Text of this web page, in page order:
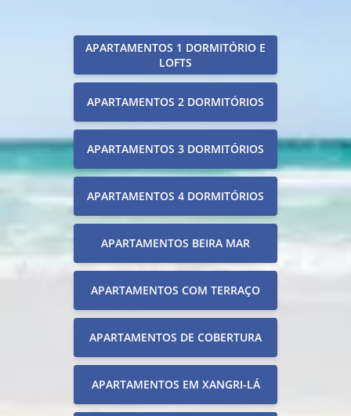
APARTAMENTOS 1 DORMITÓRIO E
LOFTS
APARTAMENTOS 2 DORMITÓRIOS
APARTAMENTOS 3 DORMITÓRIOS
APARTAMENTOS 4 DORMITÓRIOS
APARTAMENTOS BEIRA MAR
APARTAMENTOS COM TERRAÇO
APARTAMENTOS DE COBERTURA
APARTAMENTOS EM XANGRI-LÁ